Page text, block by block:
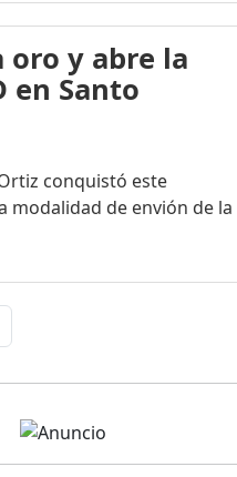
oro y abre la
en Santo
conquistó este
modalidad de envión de la